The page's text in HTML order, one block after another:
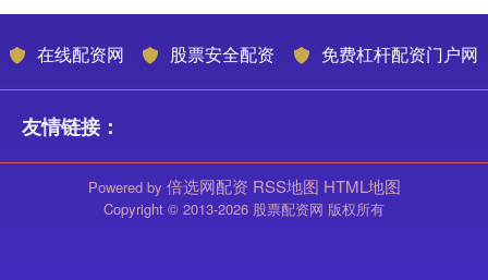
在线配资网 股票安全配资 免费杠杆配资门户网
友情链接：
Powered by 倍选网配资 RSS地图 HTML地图
Copyright © 2013-2026 股票配资网 版权所有